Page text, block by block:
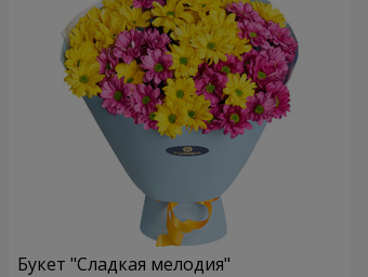
Букет "Сладкая мелодия"